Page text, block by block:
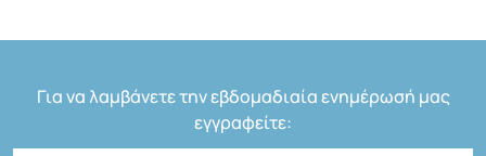
Για να λαμβάνετε την εβδομαδιαία ενημέρωσή μας
εγγραφείτε: